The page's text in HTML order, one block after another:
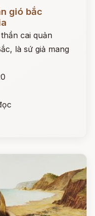
gió bắc
cai quản
là sứ giả mang